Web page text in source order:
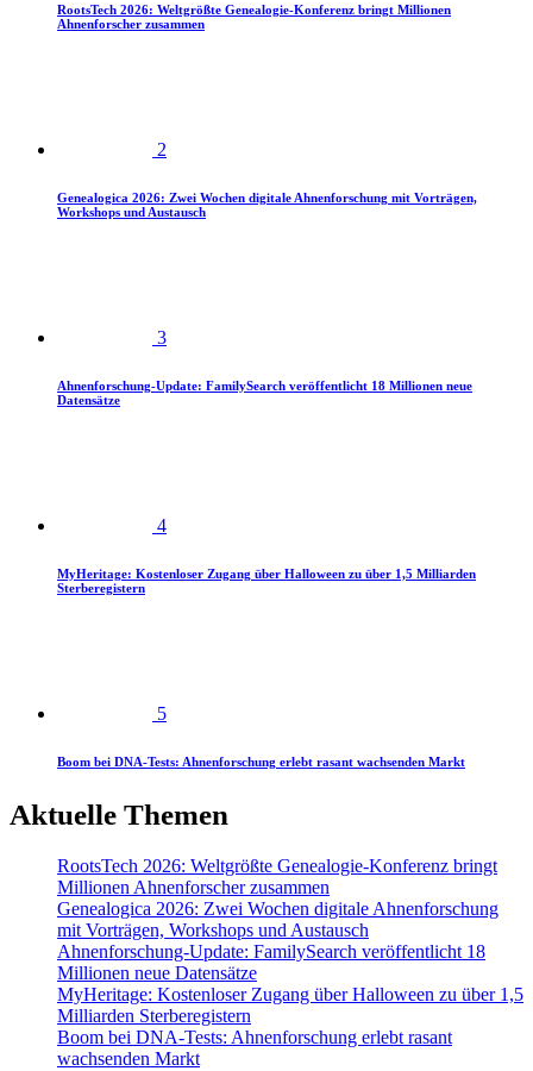
RootsTech 2026: Weltgrößte Genealogie-Konferenz bringt Millionen
Ahnenforscher zusammen
2
Genealogica 2026: Zwei Wochen digitale Ahnenforschung mit Vorträgen,
Workshops und Austausch
3
Ahnenforschung-Update: FamilySearch veröffentlicht 18 Millionen neue
Datensätze
4
MyHeritage: Kostenloser Zugang über Halloween zu über 1,5 Milliarden
Sterberegistern
5
Boom bei DNA-Tests: Ahnenforschung erlebt rasant wachsenden Markt
Aktuelle Themen
RootsTech 2026: Weltgrößte Genealogie-Konferenz bringt
Millionen Ahnenforscher zusammen
Genealogica 2026: Zwei Wochen digitale Ahnenforschung
mit Vorträgen, Workshops und Austausch
Ahnenforschung-Update: FamilySearch veröffentlicht 18
Millionen neue Datensätze
MyHeritage: Kostenloser Zugang über Halloween zu über 1,5
Milliarden Sterberegistern
Boom bei DNA-Tests: Ahnenforschung erlebt rasant
wachsenden Markt